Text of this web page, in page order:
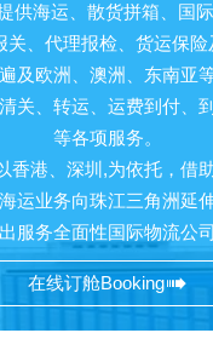
供海运、散货拼箱、国际
关、代理报检、货运保
及欧洲、澳洲、东南亚
关、转运、运费到付、
等各项服务。
香港、深圳,为依托，借
运业务向珠江三角洲延
服务全面性国际物流公司
在线订舱Booking